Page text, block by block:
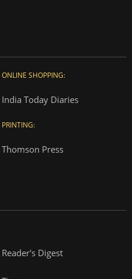
ONLINE SHOPPING:
India Today Diaries
PRINTING:
Thomson Press
Reader's Digest